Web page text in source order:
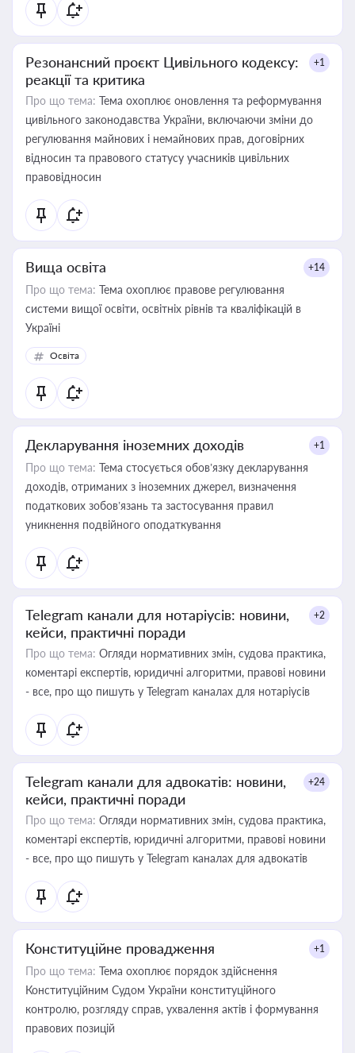
Резонансний проєкт Цивільного кодексу:
реакції та критика
+1
Про що тема: Тема охоплює оновлення та реформування
цивільного законодавства України, включаючи зміни до
регулювання майнових і немайнових прав, договірних
відносин та правового статусу учасників цивільних
правовідносин
Вища освіта +14
Про що тема: Тема охоплює правове регулювання
системи вищої освіти, освітніх рівнів та кваліфікацій в
Україні
Освіта
Декларування іноземних доходів +1
Про що тема: Тема стосується обов’язку декларування
доходів, отриманих з іноземних джерел, визначення
податкових зобов’язань та застосування правил
уникнення подвійного оподаткування
Telegram канали для нотаріусів: новини,
кейси, практичні поради
+2
Про що тема: Огляди нормативних змін, судова практика,
коментарі експертів, юридичні алгоритми, правові новини
- все, про що пишуть у Telegram каналах для нотаріусів
Telegram канали для адвокатів: новини,
кейси, практичні поради
+24
Про що тема: Огляди нормативних змін, судова практика,
коментарі експертів, юридичні алгоритми, правові новини
- все, про що пишуть у Telegram каналах для адвокатів
Конституційне провадження +1
Про що тема: Тема охоплює порядок здійснення
Конституційним Судом України конституційного
контролю, розгляду справ, ухвалення актів і формування
правових позицій